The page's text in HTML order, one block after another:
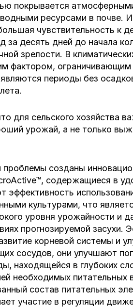
покрывается
ресурсами в почве.
чувствительность к
за десять дней до начала
зрелости. В
фактором, ограничивающим
периоды без
для сельского хозяйства
урожай, а не только
созданы
содержащиеся в
культурами, что
уровня урожайности и
прогнозируемой засухи.
корневой системы и
сосудов, они улучшают
находящейся в глубоких
необходимых питательных
состав питательных
участие в регуляции